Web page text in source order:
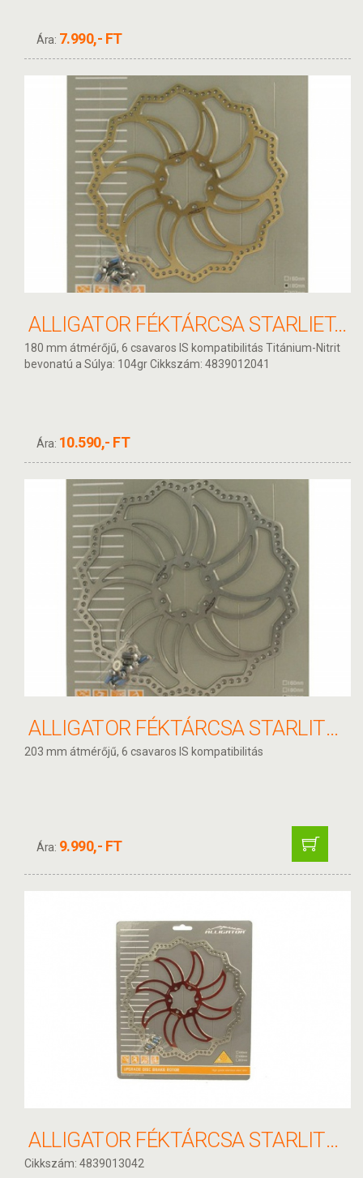
Ára: 7.990,- FT
ALLIGATOR FÉKTÁRCSA STARLIET-TI 180MM HKR19TI
180 mm átmérőjű, 6 csavaros IS kompatibilitás Titánium-Nitrit
bevonatú a Súlya: 104gr Cikkszám: 4839012041
Ára: 10.590,- FT
ALLIGATOR FÉKTÁRCSA STARLITE 203MM HKR20
203 mm átmérőjű, 6 csavaros IS kompatibilitás
Ára: 9.990,- FT
ALLIGATOR FÉKTÁRCSA STARLITE PIROS 203MM HKR20
Cikkszám: 4839013042